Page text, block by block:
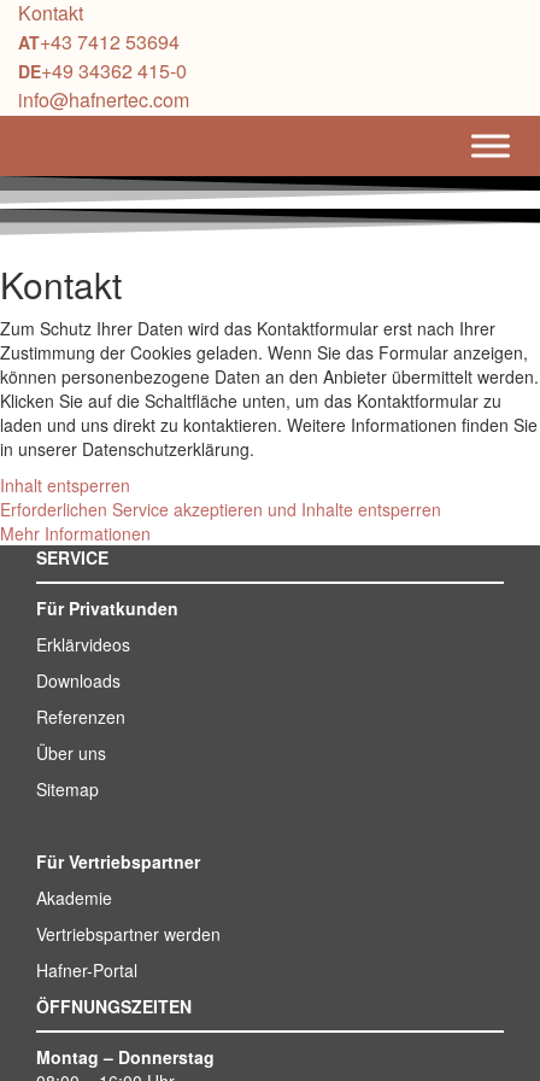
Kontakt
+43 7412 53694
+49 34362 415-0
info@hafnertec.com
Kontakt
Zum Schutz Ihrer Daten wird das Kontaktformular erst nach Ihrer
Zustimmung der Cookies geladen. Wenn Sie das Formular anzeigen,
können personenbezogene Daten an den Anbieter übermittelt werden.
Klicken Sie auf die Schaltfläche unten, um das Kontaktformular zu
laden und uns direkt zu kontaktieren. Weitere Informationen finden Sie
in unserer Datenschutzerklärung.
Inhalt entsperren
Erforderlichen Service akzeptieren und Inhalte entsperren
Mehr Informationen
SERVICE
Für Privatkunden
Erklärvideos
Downloads
Referenzen
Über uns
Sitemap
Für Vertriebspartner
Akademie
Vertriebspartner werden
Hafner-Portal
ÖFFNUNGSZEITEN
Montag – Donnerstag